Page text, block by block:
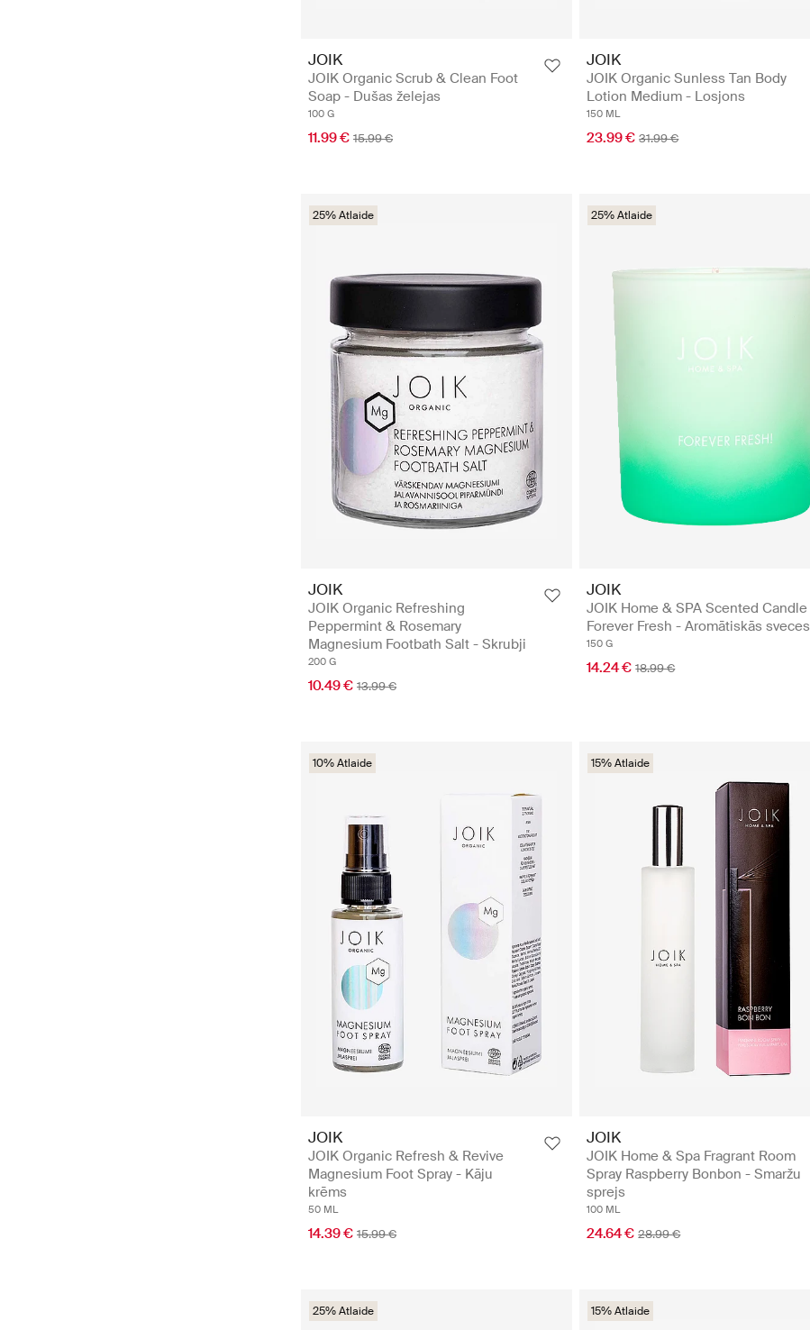
JOIK
JOIK Organic Scrub & Clean Foot
Soap - Dušas želejas
100 G
11.99 € 15.99 €
JOIK
JOIK Organic Sunless Tan Body
Lotion Medium - Losjons
150 ML
23.99 € 31.99 €
25% Atlaide
JOIK
JOIK Organic Refreshing
Peppermint & Rosemary
Magnesium Footbath Salt - Skrubji
200 G
10.49 € 13.99 €
25% Atlaide
JOIK
JOIK Home & SPA Scented Candle
Forever Fresh - Aromātiskās sveces
150 G
14.24 € 18.99 €
10% Atlaide
JOIK
JOIK Organic Refresh & Revive
Magnesium Foot Spray - Kāju
krēms
50 ML
14.39 € 15.99 €
15% Atlaide
JOIK
JOIK Home & Spa Fragrant Room
Spray Raspberry Bonbon - Smaržu
sprejs
100 ML
24.64 € 28.99 €
25% Atlaide 15% Atlaide